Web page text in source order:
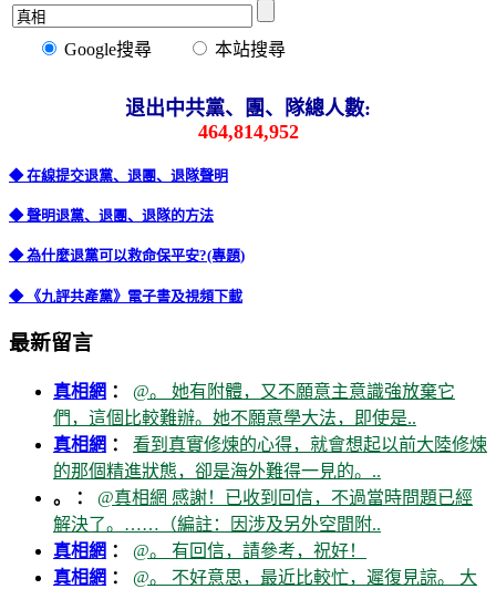
Google搜尋 本站搜尋
退出中共黨、團、隊總人數:
464,814,952
◆ 在線提交退黨、退團、退隊聲明
◆ 聲明退黨、退團、退隊的方法
◆ 為什麼退黨可以救命保平安?(專題)
◆ 《九評共產黨》電子書及視頻下載
最新留言
真相網 ： @。 她有附體，又不願意主意識強放棄它
們，這個比較難辦。她不願意學大法，即使是..
真相網 ： 看到真實修煉的心得，就會想起以前大陸修煉
的那個精進狀態，卻是海外難得一見的。..
。 ： @真相網 感謝！已收到回信，不過當時問題已經
解決了。……（編註：因涉及另外空間附..
真相網 ： @。 有回信，請參考，祝好！
真相網 ： @。 不好意思，最近比較忙，遲復見諒。 大